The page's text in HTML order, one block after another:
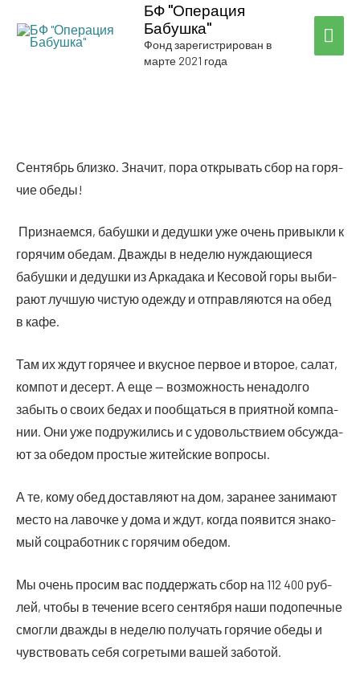
БФ "Операция
Бабушка"
Фонд зарегистрирован в
марте 2021 года
Сен­тябрь близ­ко. Зна­чит, пора откры­вать сбор на горя­
чие обеды!
При­зна­ем­ся, бабуш­ки и дедуш­ки уже очень при­вык­ли к
горя­чим обе­дам. Два­жды в неде­лю нуж­да­ю­щи­е­ся
бабуш­ки и дедуш­ки из Арка­да­ка и Кесо­вой горы выби­
ра­ют луч­шую чистую одеж­ду и отправ­ля­ют­ся на обед
в кафе.
Там их ждут горя­чее и вкус­ное пер­вое и вто­рое, салат,
ком­пот и десерт. А еще — воз­мож­ность нена­дол­го
забыть о сво­их бедах и пооб­щать­ся в при­ят­ной ком­па­
нии. Они уже подру­жи­лись и с удо­воль­стви­ем обсуж­да­
ют за обе­дом про­стые житей­ские вопросы.
А те, кому обед достав­ля­ют на дом, зара­нее зани­ма­ют
место на лавоч­ке у дома и ждут, когда появит­ся зна­ко­
мый соц­ра­бот­ник с горя­чим обедом.
Мы очень про­сим вас под­дер­жать сбор на 112 400 руб­
лей, что­бы в тече­ние все­го сен­тяб­ря наши под­опеч­ные
смог­ли два­жды в неде­лю полу­чать горя­чие обе­ды и
чув­ство­вать себя согре­ты­ми вашей заботой.